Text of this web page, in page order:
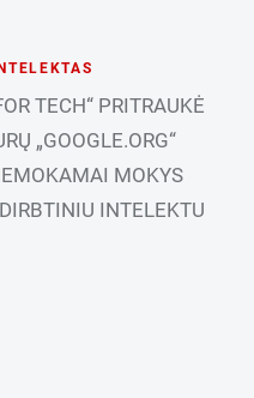
TECH“ PRITRAUKĖ
„GOOGLE.ORG“
MOKYS
INTELEKTU